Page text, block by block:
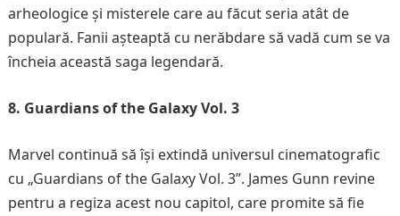
arheologice și misterele care au făcut seria atât de
populară. Fanii așteaptă cu nerăbdare să vadă cum se va
încheia această saga legendară.
8. Guardians of the Galaxy Vol. 3
Marvel continuă să își extindă universul cinematografic
cu „Guardians of the Galaxy Vol. 3”. James Gunn revine
pentru a regiza acest nou capitol, care promite să fie